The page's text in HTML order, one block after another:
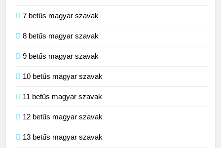
7 betűs magyar szavak
8 betűs magyar szavak
9 betűs magyar szavak
10 betűs magyar szavak
11 betűs magyar szavak
12 betűs magyar szavak
13 betűs magyar szavak